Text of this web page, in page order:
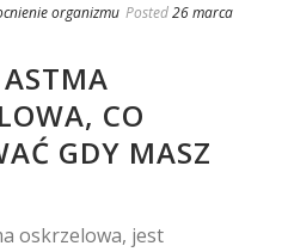
organizmu Posted26 marca
CO
GDY MASZ
oskrzelowa, jest